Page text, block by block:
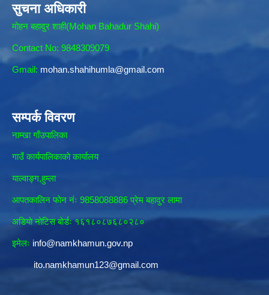
सुचना अधिकारी
मोहन बहादुर शाही(Mohan Bahadur Shahi)
Contact No: 9848309079
Gmail: mohan.shahihumla@gmail.com
सम्पर्क विवरण
नाम्खा गाँउपालिका
गाउँ कार्यपालिकाकाे कार्यालय
याल्वाङ्ग,हुम्ला
आपतकालिन फाेन नंः 9858088886 प्रेम बहादुर लामा
अडियाे नोटिस बाेर्डः १६१८०८७६८०२८०
इमेलः info@namkhamun.gov.np
ito.namkhamun123@gmail.com